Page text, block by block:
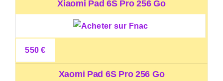
Xiaomi Pad 6S Pro 256 Go
550 €
Xaomi Pad 6S Pro 256 Go